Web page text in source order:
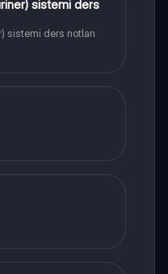
sistemi ders
sistemi ders notları